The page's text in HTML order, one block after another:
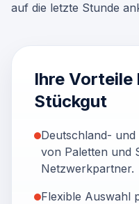
auf die letzte Stunde
Ihre
Stückgut
Deutschland-
von Paletten und
Netzwerkpartner.
Flexible Auswahl